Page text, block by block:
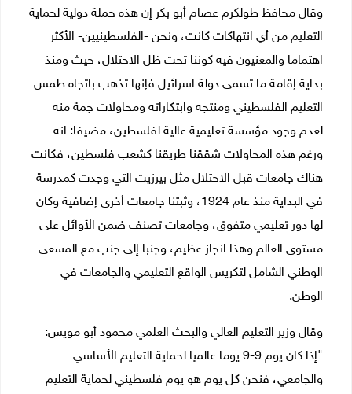
وقال محافظ طولكرم عصام أبو بكر إن هذه حملة دولية لحماية
التعليم من أي انتهاكات كانت، ونحن -الفلسطينيين- الأكثر
اهتماما والمعنيون فيه كوننا تحت ظل الاحتلال، حيث ومنذ
بداية إقامة ما تسمى دولة اسرائيل فإنها تذهب باتجاه طمس
التعليم الفلسطيني ومنتجه وابتكاراته ومحاولات جمة منه
لعدم وجود مؤسسة تعليمية عالية لفلسطين، مضيفا: انه
ورغم هذه المحاولات شققنا طريقنا كشعب فلسطين، فكانت
هناك جامعات قبل الاحتلال مثل بيرزيت التي وجدت كمدرسة
في البداية منذ عام 1924، وثبتنا جامعات أخرى إضافية وكان
لها دور تعليمي متفوق، وجامعات تصنف ضمن الأوائل على
مستوى العالم وهذا انجاز عظيم، وجنبا إلى جنب مع المسعى
الوطني الشامل لتكريس الواقع التعليمي والجامعات في
الوطن.
وقال وزير التعليم العالي والبحث العلمي محمود أبو مويس:
"إذا كان يوم 9-9 يوما عالميا لحماية التعليم الأساسي
والجامعي، فنحن كل يوم هو يوم فلسطيني لحماية التعليم